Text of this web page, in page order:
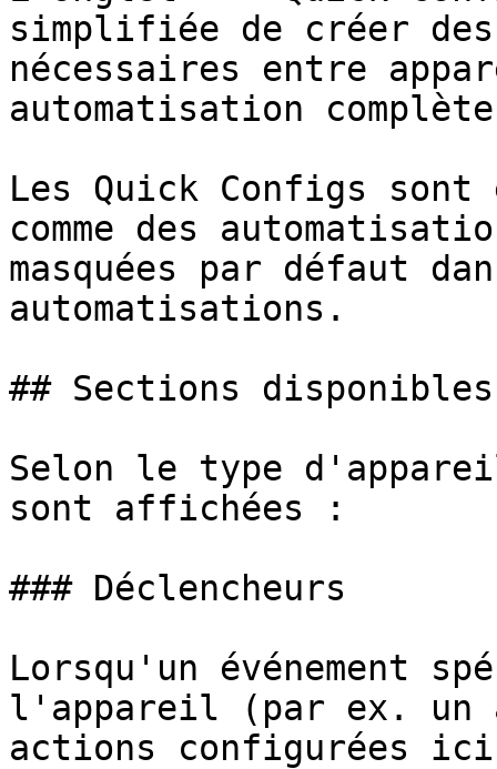
simplifiée de créer des
nécessaires entre
automatisation
Les Quick Configs
comme des
masquées par défaut
automatisations.
## Sections disponibles
Selon le type
sont affichées :
### Déclencheurs
Lorsqu'un événement
l'appareil (par ex. un
actions configurées